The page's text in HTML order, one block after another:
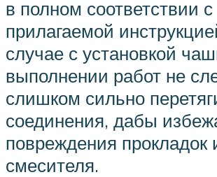
в полном соответствии с
прилагаемой
случае с установкой
выполнении работ не
слишком сильно
соединения, дабы
повреждения прокладок
смесителя.